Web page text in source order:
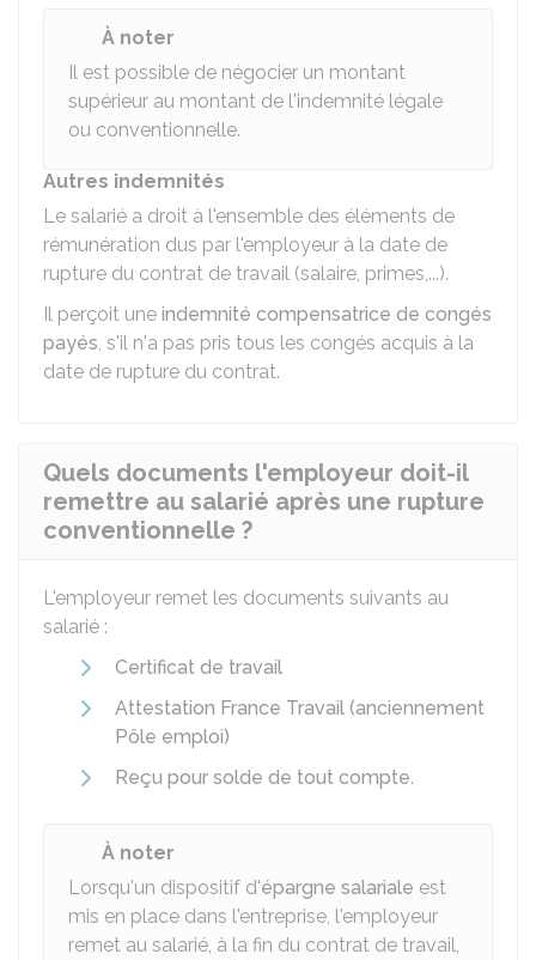
À noter
Il est possible de négocier un montant
supérieur au montant de l'indemnité légale
ou conventionnelle.
Autres indemnités
Le salarié a droit à l'ensemble des éléments de
rémunération dus par l'employeur à la date de
rupture du contrat de travail (salaire, primes,...).
Il perçoit une indemnité compensatrice de congés
payés, s'il n'a pas pris tous les congés acquis à la
date de rupture du contrat.
Quels documents l'employeur doit-il
remettre au salarié après une rupture
conventionnelle ?
L'employeur remet les documents suivants au
salarié :
Certificat de travail
Attestation France Travail (anciennement
Pôle emploi)
Reçu pour solde de tout compte.
À noter
Lorsqu'un dispositif d'épargne salariale est
mis en place dans l'entreprise, l'employeur
remet au salarié, à la fin du contrat de travail,